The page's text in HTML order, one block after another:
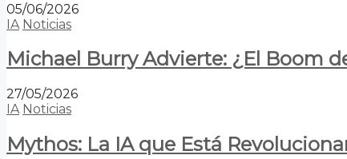
05/06/2026
IA Noticias
Michael Burry Advierte: ¿El Boom
27/05/2026
IA Noticias
Mythos: La IA que Está